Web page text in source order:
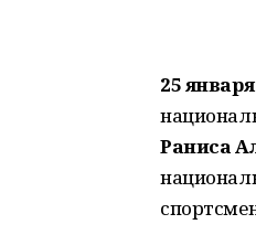
25 января
Раниса